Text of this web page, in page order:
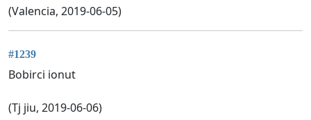
(Valencia, 2019-06-05)
#1239
Bobirci ionut
(Tj jiu, 2019-06-06)